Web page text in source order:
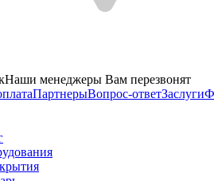
Наши менеджеры Вам перезвонят
ПартнерыВопрос-ответЗаслуги